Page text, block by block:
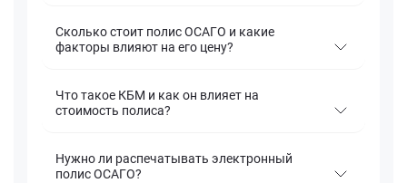
Сколько стоит полис ОСАГО и какие
факторы влияют на его цену?
Что такое КБМ и как он влияет на
стоимость полиса?
Нужно ли распечатывать электронный
полис ОСАГО?